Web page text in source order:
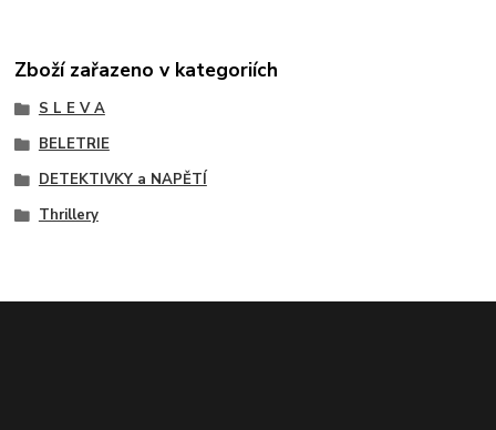
Zboží zařazeno v kategoriích
S L E V A
BELETRIE
DETEKTIVKY a NAPĚTÍ
Thrillery